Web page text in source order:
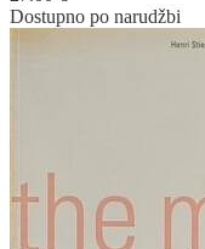
Dostupno po narudžbi